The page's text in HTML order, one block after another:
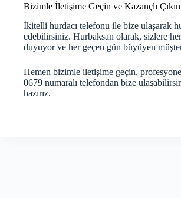
Bizimle İletişime Geçin ve Kazançlı Çıkın
İkitelli hurdacı telefonu ile bize ulaşarak
edebilirsiniz. Hurbaksan olarak, sizlere
duyuyor ve her geçen gün büyüyen
Hemen bizimle iletişime geçin,
0679 numaralı telefondan bize
hazırız.